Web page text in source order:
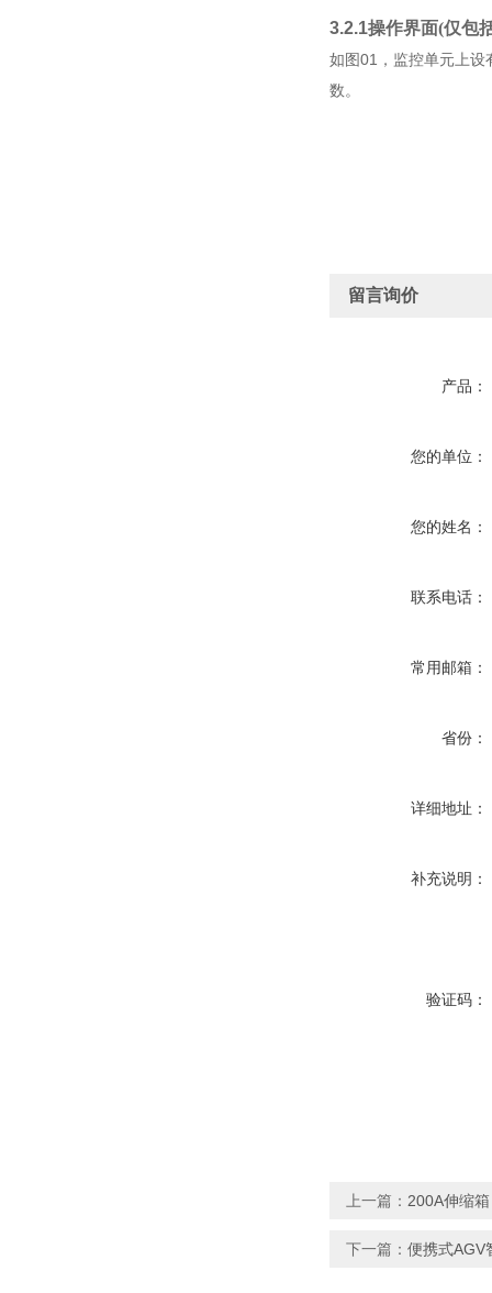
3.2.1操作界面(仅包
如 图 01 ，监控单元上
数。
留言询价
产品：
您的单位：
您的姓名：
联系电话：
常用邮箱：
省份：
详细地址：
补充说明：
验证码：
上一篇： 200A伸缩箱
下一篇： 便携式AGV